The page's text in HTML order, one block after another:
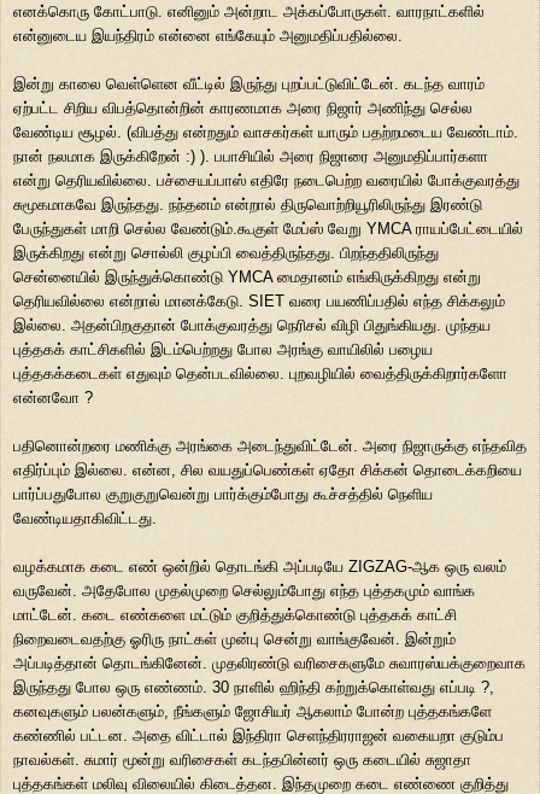
எனக்கொரு கோட்பாடு. எனினும் அன்றாட அக்கப்போருகள். வாரநாட்களில்
என்னுடைய இயந்திரம் என்னை எங்கேயும் அனுமதிப்பதில்லை.
இன்று காலை வெள்ளென வீட்டில் இருந்து புறப்பட்டுவிட்டேன். கடந்த வாரம்
ஏற்பட்ட சிறிய விபத்தொன்றின் காரணமாக அரை நிஜார் அணிந்து செல்ல
வேண்டிய சூழல். (விபத்து என்றதும் வாசகர்கள் யாரும் பதற்றமடைய வேண்டாம்.
நான் நலமாக இருக்கிறேன் :) ). பபாசியில் அரை நிஜாரை அனுமதிப்பார்களா
என்று தெரியவில்லை. பச்சையப்பாஸ் எதிரே நடைபெற்ற வரையில் போக்குவரத்து
சுமூகமாகவே இருந்தது. நந்தனம் என்றால் திருவொற்றியூரிலிருந்து இரண்டு
பேருந்துகள் மாறி செல்ல வேண்டும்.கூகுள் மேப்ஸ் வேறு YMCA ராயப்பேட்டையில்
இருக்கிறது என்று சொல்லி குழப்பி வைத்திருந்தது. பிறந்ததிலிருந்து
சென்னையில் இருந்துக்கொண்டு YMCA மைதானம் எங்கிருக்கிறது என்று
தெரியவில்லை என்றால் மானக்கேடு. SIET வரை பயணிப்பதில் எந்த சிக்கலும்
இல்லை. அதன்பிறகுதான் போக்குவரத்து நெரிசல் விழி பிதுங்கியது. முந்தய
புத்தகக் காட்சிகளில் இடம்பெற்றது போல அரங்கு வாயிலில் பழைய
புத்தகக்கடைகள் எதுவும் தென்படவில்லை. புறவழியில் வைத்திருக்கிறார்களோ
என்னவோ ?
பதினொன்றரை மணிக்கு அரங்கை அடைந்துவிட்டேன். அரை நிஜாருக்கு எந்தவித
எதிர்ப்பும் இல்லை. என்ன, சில வயதுப்பெண்கள் ஏதோ சிக்கன் தொடைக்கறியை
பார்ப்பதுபோல குறுகுறுவென்று பார்க்கும்போது கூச்சத்தில் நெளிய
வேண்டியதாகிவிட்டது.
வழக்கமாக கடை எண் ஒன்றில் தொடங்கி அப்படியே ZIGZAG-ஆக ஒரு வலம்
வருவேன். அதேபோல முதல்முறை செல்லும்போது எந்த புத்தகமும் வாங்க
மாட்டேன். கடை எண்களை மட்டும் குறித்துக்கொண்டு புத்தகக் காட்சி
நிறைவடைவதற்கு ஓரிரு நாட்கள் முன்பு சென்று வாங்குவேன். இன்றும்
அப்படித்தான் தொடங்கினேன். முதலிரண்டு வரிசைகளுமே சுவாரஸ்யக்குறைவாக
இருந்தது போல ஒரு எண்ணம். 30 நாளில் ஹிந்தி கற்றுக்கொள்வது எப்படி ?,
கனவுகளும் பலன்களும், நீங்களும் ஜோசியர் ஆகலாம் போன்ற புத்தகங்களே
கண்ணில் பட்டன. அதை விட்டால் இந்திரா செளந்திரராஜன் வகையறா குடும்ப
நாவல்கள். சுமார் மூன்று வரிசைகள் கடந்தபின்னர் ஒரு கடையில் சுஜாதா
புத்தகங்கள் மலிவு விலையில் கிடைத்தன. இந்தமுறை கடை எண்ணை குறித்து